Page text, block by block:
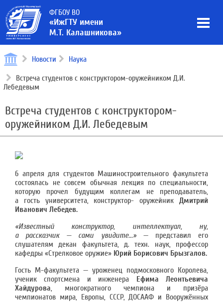
ФГБОУ ВО
«ИжГТУ имени
М.Т. Калашникова»
Новости Наука
Встреча студентов с конструктором-оружейником Д.И.
Лебедевым
Встреча студентов с конструктором-
оружейником Д.И. Лебедевым
6 апреля для студентов Машиностроительного факультета
состоялась не совсем обычная лекция по специальности,
которую прочел будущим коллегам не преподаватель,
а гость университета, конструктор- оружейник Дмитрий
Иванович Лебедев.
«Известный конструктор, интеллектуал, ну,
а рассказчик — сами увидите...»— представил его
слушателям декан факультета, д. техн. наук, профессор
кафедры «Стрелковое оружие» Юрий Борисович Брызгалов.
Гость М-факультета — уроженец подмосковного Королева,
ученик спортсмена и инженера Ефима Леонтьевича
Хайдурова, многократного чемпиона и призёра
чемпионатов мира, Европы, СССР, ДОСААФ и Вооружённых